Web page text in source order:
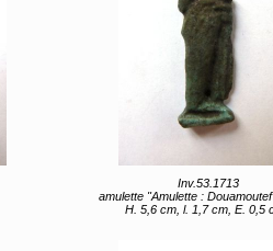
Inv.53.1713
amulette "Amulette : Douamoutef" (titre
H. 5,6 cm, l. 1,7 cm, E. 0,5